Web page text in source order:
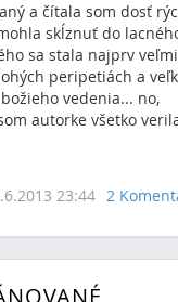
a čítala som dosť
skĺznuť do
sa stala najprv veľmi
peripetiách a
vedenia... no,
autorke všetko
23:44 2